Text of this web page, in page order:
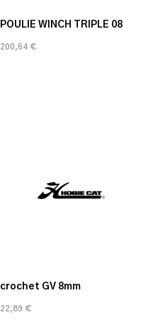
POULIE WINCH TRIPLE 08
200,64 €
crochet GV 8mm
22,89 €